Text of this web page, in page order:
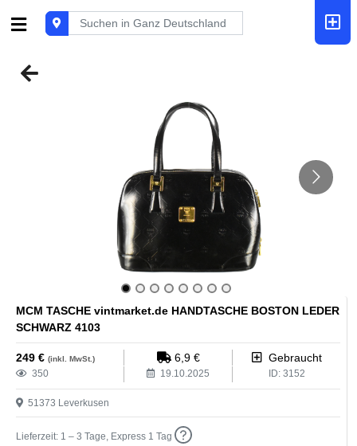
MCM TASCHE vintmarket.de HANDTASCHE BOSTON LEDER
SCHWARZ 4103
249 € (inkl. MwSt.) 6,9€ Gebraucht
350 19.10.2025 ID: 3152
51373 Leverkusen
Lieferzeit: 1 – 3 Tage, Express 1 Tag